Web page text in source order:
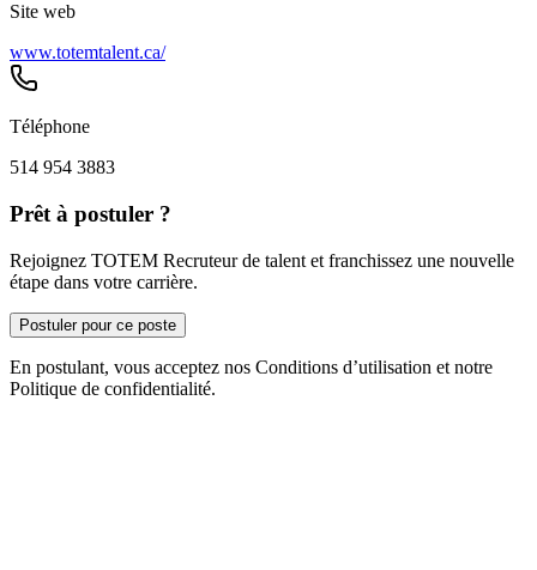
Site web
www.totemtalent.ca/
Téléphone
514 954 3883
Prêt à postuler ?
Rejoignez TOTEM Recruteur de talent et franchissez une nouvelle
étape dans votre carrière.
Postuler pour ce poste
En postulant, vous acceptez nos Conditions d’utilisation et notre
Politique de confidentialité.